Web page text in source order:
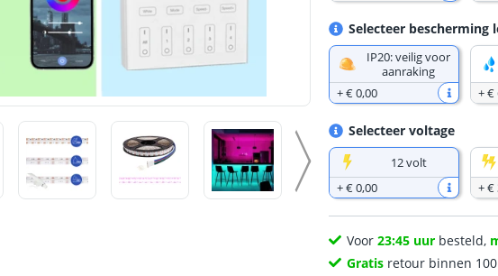
Selecteer bescherming
IP20: veilig voor
aanraking
+€ 0,00
+€
Selecteer voltage
12 volt
+€ 0,00
+€
Voor23:45 uur besteld,
Gratis retour binnen